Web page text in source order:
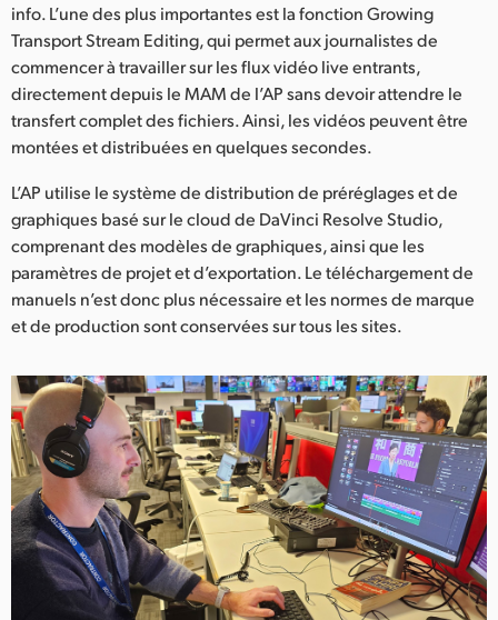
United Kingdom
United States
info. L’une des plus importantes est la fonction Growing
Transport Stream Editing, qui permet aux journalistes de
commencer à travailler sur les flux vidéo live entrants,
directement depuis le MAM de l’AP sans devoir attendre le
transfert complet des fichiers. Ainsi, les vidéos peuvent être
montées et distribuées en quelques secondes.
L’AP utilise le système de distribution de préréglages et de
graphiques basé sur le cloud de DaVinci Resolve Studio,
comprenant des modèles de graphiques, ainsi que les
paramètres de projet et d’exportation. Le téléchargement de
manuels n’est donc plus nécessaire et les normes de marque
et de production sont conservées sur tous les sites.